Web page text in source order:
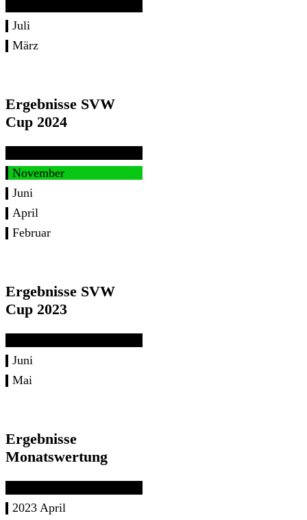
Juli
März
Ergebnisse SVW
Cup 2024
November
Juni
April
Februar
Ergebnisse SVW
Cup 2023
Juni
Mai
Ergebnisse
Monatswertung
2023 April